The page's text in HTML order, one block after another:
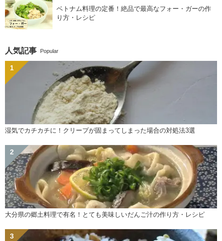
ベトナム料理の定番！絶品で最高なフォー・ガーの作
り方・レシピ
人気記事 Popular
湿気でカチカチに！クリープが固まってしまった場合の対処法3選
大分県の郷土料理で有名！とても美味しいだんご汁の作り方・レシピ